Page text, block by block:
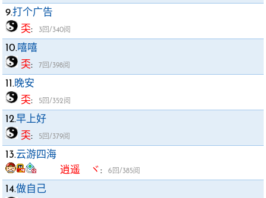
9.打个广告
奀: 3回/340阅
10.嘻嘻
奀: 7回/398阅
11.晚安
奀: 5回/352阅
12.早上好
奀: 5回/379阅
13.云游四海
逍遥 ヾ: 6回/385阅
14.做自己